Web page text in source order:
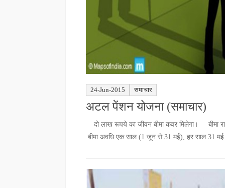
24-Jun-2015 समाचार
अटल पेंशन योजना (समाचार)
दो लाख रूपये का जीवन बीमा कवर मिलेगा। बीमा
बीमा अवधि एक साल (1 जून से 31 मई), हर साल 31